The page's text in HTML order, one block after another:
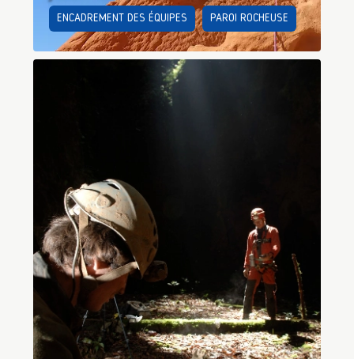
ENCADREMENT DES ÉQUIPES PAROI ROCHEUSE